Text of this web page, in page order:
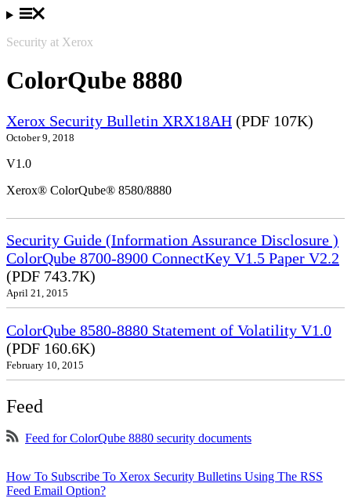
Security at Xerox
ColorQube 8880
Xerox Security Bulletin XRX18AH (PDF 107K)
October 9, 2018
V1.0
Xerox® ColorQube® 8580/8880
Security Guide (Information Assurance Disclosure )
ColorQube 8700-8900 ConnectKey V1.5 Paper V2.2
(PDF 743.7K)
April 21, 2015
ColorQube 8580-8880 Statement of Volatility V1.0
(PDF 160.6K)
February 10, 2015
Feed
Feed for ColorQube 8880 security documents
How To Subscribe To Xerox Security Bulletins Using The RSS
Feed Email Option?